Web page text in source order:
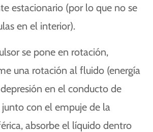
estacionario (por lo que no se
en el interior).
se pone en rotación,
una rotación al fluido (energía
en el conducto de
junto con el empuje de la
absorbe el líquido dentro